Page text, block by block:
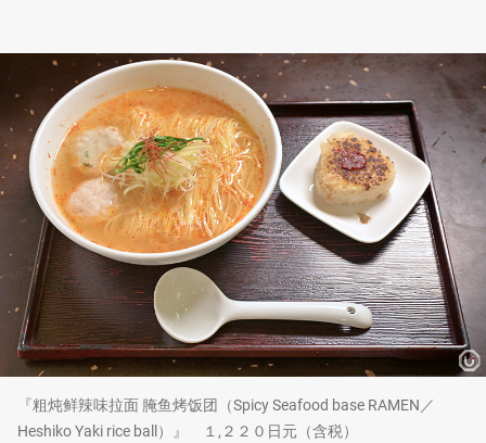
『粗炖鲜辣味拉面 腌鱼烤饭团（Spicy Seafood base RAMEN／
Heshiko Yaki rice ball）』 １,２２０日元（含税）